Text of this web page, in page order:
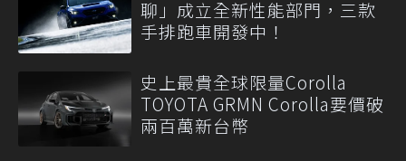
聊」成立全新性能部門，三款
手排跑車開發中！
史上最貴全球限量Corolla
TOYOTA GRMN Corolla要價破
兩百萬新台幣